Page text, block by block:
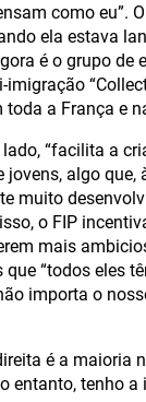
como eu”.
ela estava
é o grupo de
toda a França e
lado, “facilita a
jovens, algo que,
muito
o FIP
mais
que “todos eles
importa o
é a maioria
entanto, tenho a